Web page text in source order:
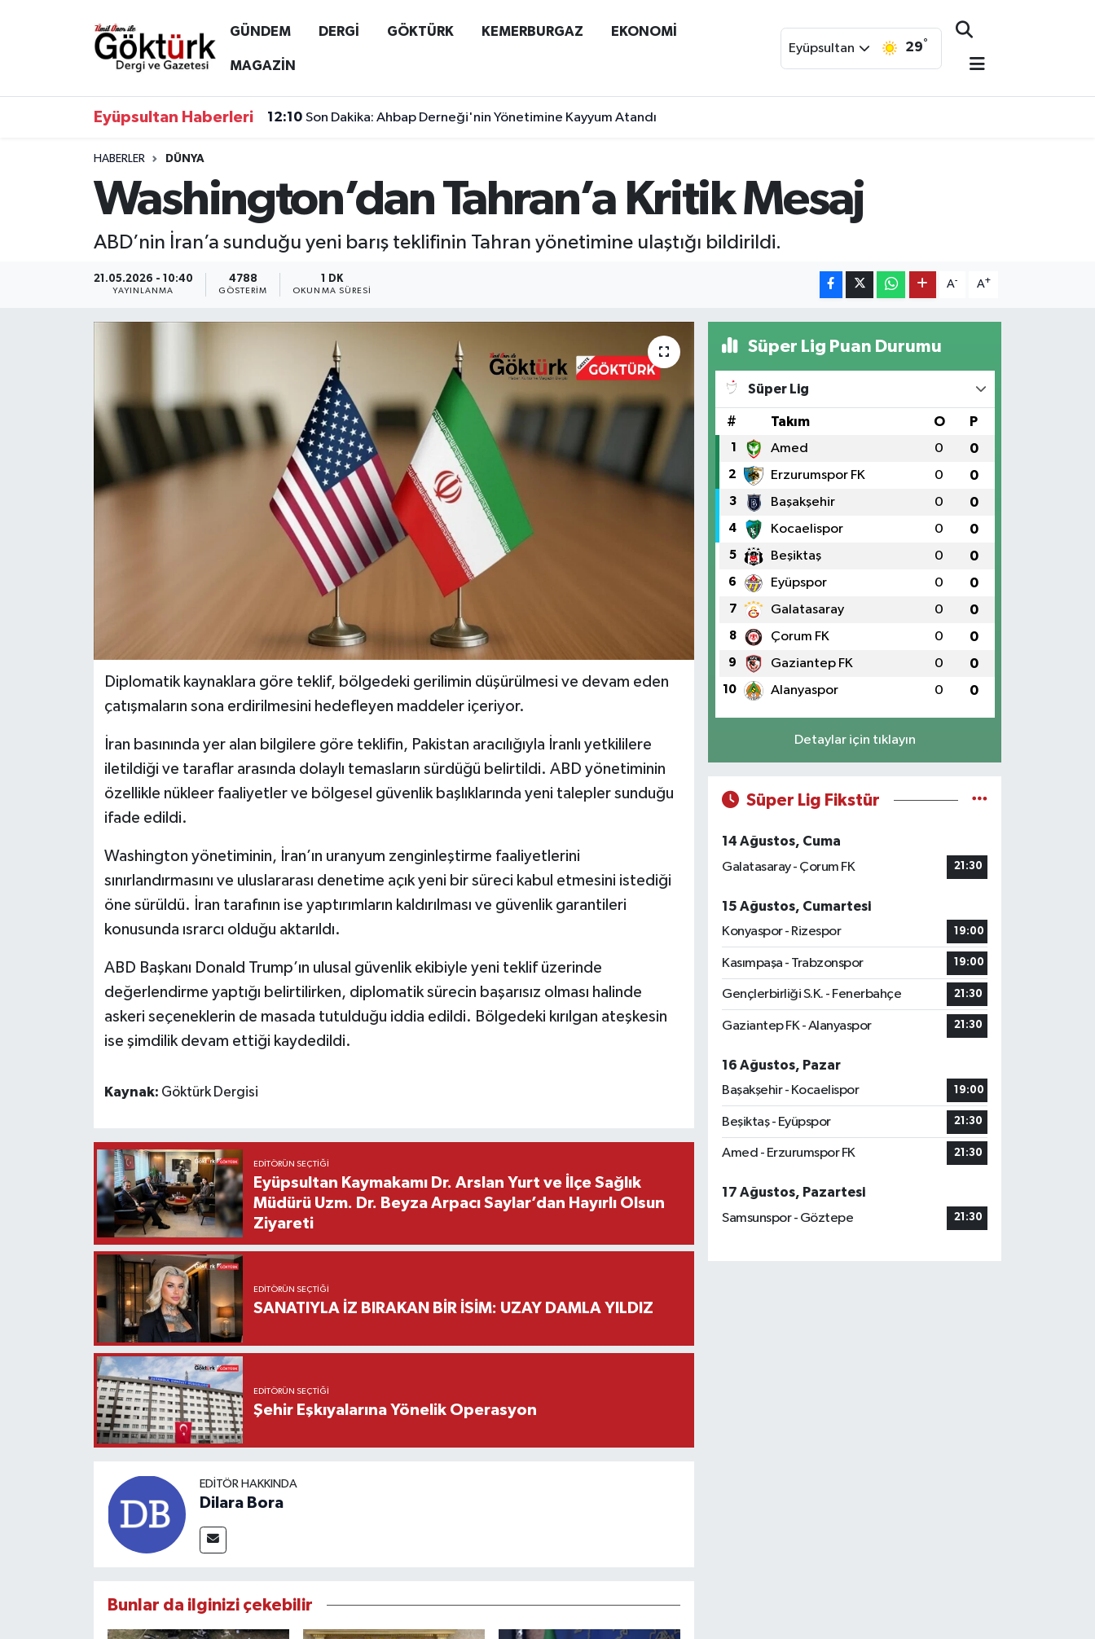
GÜNDEM DERGİ GÖKTÜRK KEMERBURGAZ EKONOMİ
MAGAZİN
Eyüpsultan 29°
Eyüpsultan Haberleri 12:10 Son Dakika: Ahbap Derneği'nin Yönetimine Kayyum Atandı
HABERLER DÜNYA
Washington’dan Tahran’a Kritik Mesaj
ABD’nin İran’a sunduğu yeni barış teklifinin Tahran yönetimine ulaştığı bildirildi.
21.05.2026 - 10:40
YAYINLANMA
4788
GÖSTERIM
1 DK
OKUNMA SÜRESI
A- A+
Diplomatik kaynaklara göre teklif, bölgedeki gerilimin düşürülmesi ve devam eden
çatışmaların sona erdirilmesini hedefleyen maddeler içeriyor.
İran basınında yer alan bilgilere göre teklifin, Pakistan aracılığıyla İranlı yetkililere
iletildiği ve taraflar arasında dolaylı temasların sürdüğü belirtildi. ABD yönetiminin
özellikle nükleer faaliyetler ve bölgesel güvenlik başlıklarında yeni talepler sunduğu
ifade edildi.
Washington yönetiminin, İran’ın uranyum zenginleştirme faaliyetlerini
sınırlandırmasını ve uluslararası denetime açık yeni bir süreci kabul etmesini istediği
öne sürüldü. İran tarafının ise yaptırımların kaldırılması ve güvenlik garantileri
konusunda ısrarcı olduğu aktarıldı.
ABD Başkanı Donald Trump’ın ulusal güvenlik ekibiyle yeni teklif üzerinde
değerlendirme yaptığı belirtilirken, diplomatik sürecin başarısız olması halinde
askeri seçeneklerin de masada tutulduğu iddia edildi. Bölgedeki kırılgan ateşkesin
ise şimdilik devam ettiği kaydedildi.
Kaynak: Göktürk Dergisi
EDITÖRÜN SEÇTIĞI
Eyüpsultan Kaymakamı Dr. Arslan Yurt ve İlçe Sağlık
Müdürü Uzm. Dr. Beyza Arpacı Saylar’dan Hayırlı Olsun
Ziyareti
EDITÖRÜN SEÇTIĞI
SANATIYLA İZ BIRAKAN BİR İSİM: UZAY DAMLA YILDIZ
EDITÖRÜN SEÇTIĞI
Şehir Eşkıyalarına Yönelik Operasyon
EDITÖR HAKKINDA
Dilara Bora
Bunlar da ilginizi çekebilir
Süper Lig Puan Durumu
Süper Lig
# Takım O P
1 Amed 0 0
2 Erzurumspor FK 0 0
3 Başakşehir 0 0
4 Kocaelispor 0 0
5 Beşiktaş 0 0
6 Eyüpspor 0 0
7 Galatasaray 0 0
8 Çorum FK 0 0
9 Gaziantep FK 0 0
10 Alanyaspor 0 0
Detaylar için tıklayın
Süper Lig Fikstür
14 Ağustos, Cuma
Galatasaray - Çorum FK
21:30
15 Ağustos, Cumartesi
Konyaspor - Rizespor
19:00
Kasımpaşa - Trabzonspor 19:00
Gençlerbirliği S.K. - Fenerbahçe 21:30
Gaziantep FK - Alanyaspor 21:30
16 Ağustos, Pazar
Başakşehir - Kocaelispor
19:00
Beşiktaş - Eyüpspor 21:30
Amed - Erzurumspor FK 21:30
17 Ağustos, Pazartesi
Samsunspor - Göztepe
21:30
Anne Çocuk
KEMERBURGAZ
KÜLTÜR - SANAT
MAGAZİN
Eyüpsultan Hava Durumu
Tüm Manşetler
Son Dakika Haberleri